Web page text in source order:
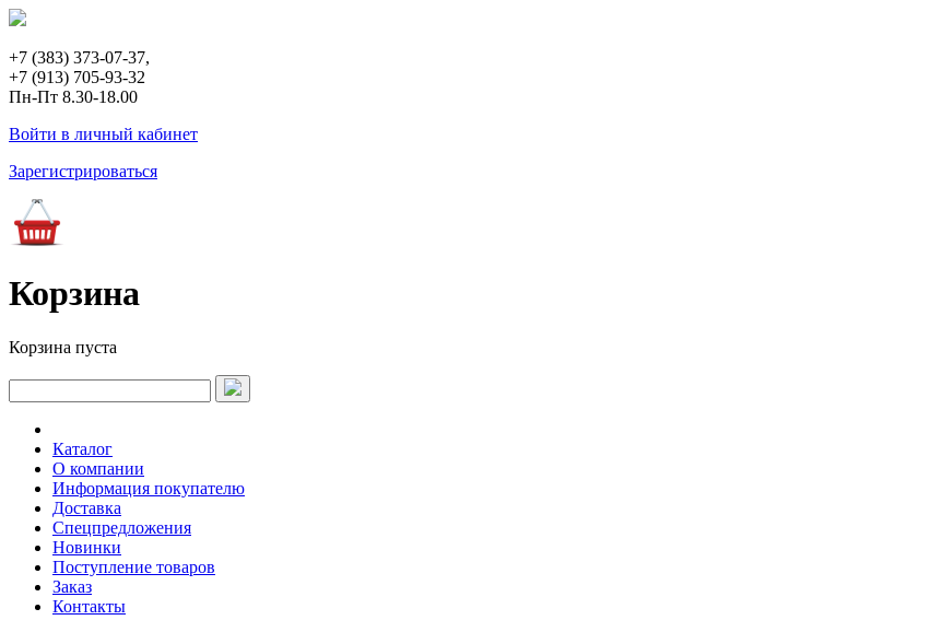
+7 (383) 373-07-37,
+7 (913) 705-93-32
Пн-Пт 8.30-18.00
Войти в личный кабинет
Зарегистрироваться
Корзина
Корзина пуста
Каталог
О компании
Информация покупателю
Доставка
Спецпредложения
Новинки
Поступление товаров
Заказ
Контакты